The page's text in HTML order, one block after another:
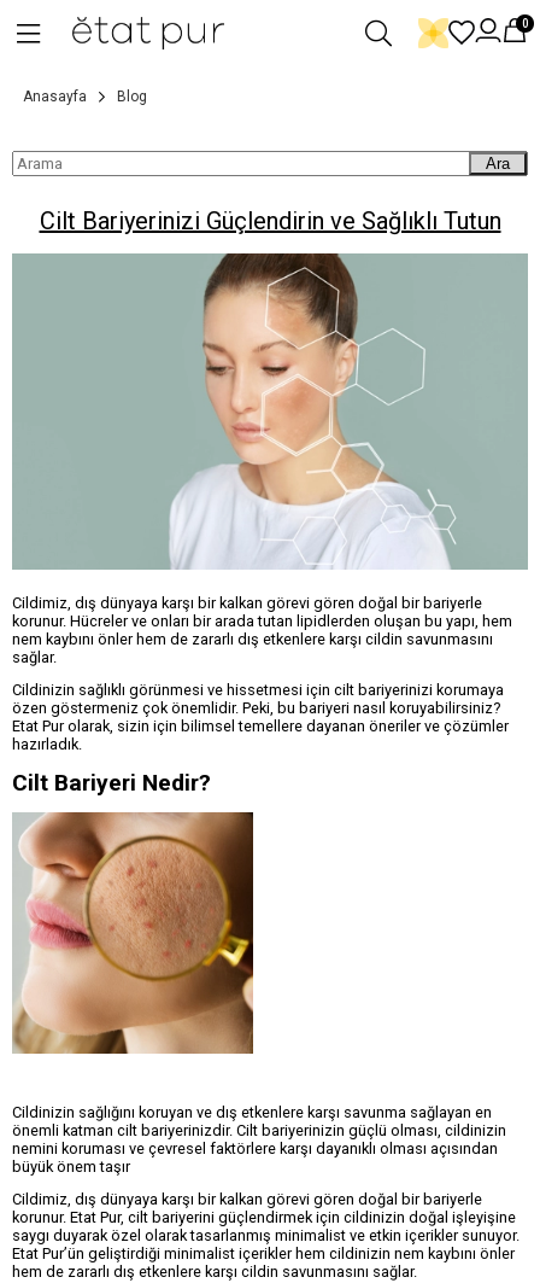
0
Anasayfa Blog
Ara
Cilt Bariyerinizi Güçlendirin ve Sağlıklı Tutun
Cildimiz, dış dünyaya karşı bir kalkan görevi gören doğal bir bariyerle
korunur. Hücreler ve onları bir arada tutan lipidlerden oluşan bu yapı, hem
nem kaybını önler hem de zararlı dış etkenlere karşı cildin savunmasını
sağlar.
Cildinizin sağlıklı görünmesi ve hissetmesi için cilt bariyerinizi korumaya
özen göstermeniz çok önemlidir. Peki, bu bariyeri nasıl koruyabilirsiniz?
Etat Pur olarak, sizin için bilimsel temellere dayanan öneriler ve çözümler
hazırladık.
Cilt Bariyeri Nedir?
Cildinizin sağlığını koruyan ve dış etkenlere karşı savunma sağlayan en
önemli katman cilt bariyerinizdir. Cilt bariyerinizin güçlü olması, cildinizin
nemini koruması ve çevresel faktörlere karşı dayanıklı olması açısından
büyük önem taşır
Cildimiz, dış dünyaya karşı bir kalkan görevi gören doğal bir bariyerle
korunur. Etat Pur, cilt bariyerini güçlendirmek için cildinizin doğal işleyişine
saygı duyarak özel olarak tasarlanmış minimalist ve etkin içerikler sunuyor.
Etat Pur’ün geliştirdiği minimalist içerikler hem cildinizin nem kaybını önler
hem de zararlı dış etkenlere karşı cildin savunmasını sağlar.